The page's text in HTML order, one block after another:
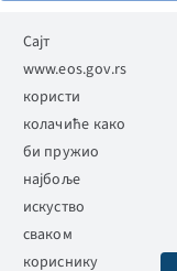
АЛИМС
Сајт
www.eos.gov.rs
користи
колачиће како
би пружио
најбоље
искуство
сваком
кориснику